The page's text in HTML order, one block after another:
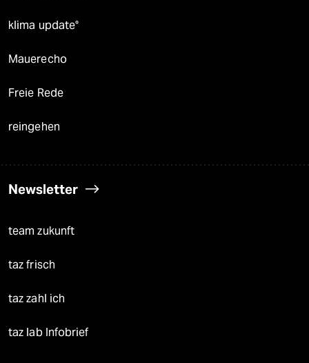
klima update°
Mauerecho
Freie Rede
reingehen
Newsletter
team zukunft
taz frisch
taz zahl ich
taz lab Infobrief